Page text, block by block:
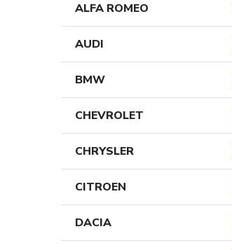
ALFA ROMEO
AUDI
BMW
CHEVROLET
CHRYSLER
CITROEN
DACIA